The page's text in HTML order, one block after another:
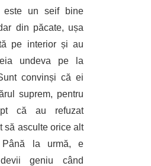
este un seif bine
din păcate, ușa
pe interior și au
undeva pe la
convinși că ei
suprem, pentru
că au refuzat
să asculte orice alt
Până la urmă, e
geniu când